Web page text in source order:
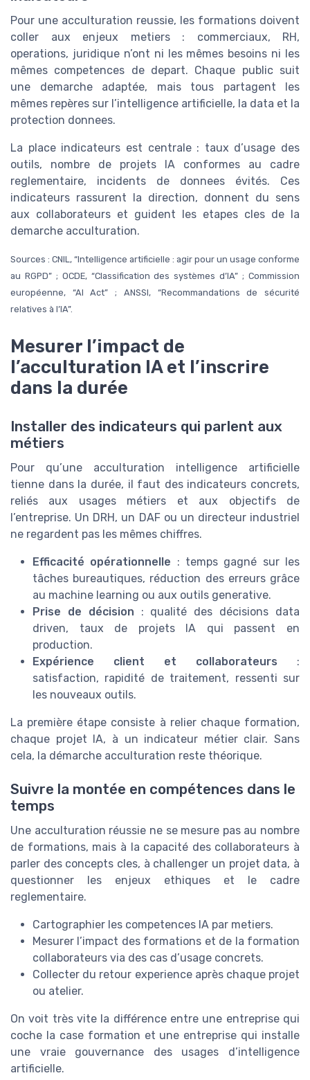
Pour une acculturation reussie, les formations doivent
coller aux enjeux metiers : commerciaux, RH,
operations, juridique n’ont ni les mêmes besoins ni les
mêmes competences de depart. Chaque public suit
une demarche adaptée, mais tous partagent les
mêmes repères sur l’intelligence artificielle, la data et la
protection donnees.
La place indicateurs est centrale : taux d’usage des
outils, nombre de projets IA conformes au cadre
reglementaire, incidents de donnees évités. Ces
indicateurs rassurent la direction, donnent du sens
aux collaborateurs et guident les etapes cles de la
demarche acculturation.
Sources : CNIL, “Intelligence artificielle : agir pour un usage conforme
au RGPD” ; OCDE, “Classification des systèmes d’IA” ; Commission
européenne, “AI Act” ; ANSSI, “Recommandations de sécurité
relatives à l’IA”.
Mesurer l’impact de
l’acculturation IA et l’inscrire
dans la durée
Installer des indicateurs qui parlent aux
métiers
Pour qu’une acculturation intelligence artificielle
tienne dans la durée, il faut des indicateurs concrets,
reliés aux usages métiers et aux objectifs de
l’entreprise. Un DRH, un DAF ou un directeur industriel
ne regardent pas les mêmes chiffres.
Efficacité opérationnelle : temps gagné sur les
tâches bureautiques, réduction des erreurs grâce
au machine learning ou aux outils generative.
Prise de décision : qualité des décisions data
driven, taux de projets IA qui passent en
production.
Expérience client et collaborateurs :
satisfaction, rapidité de traitement, ressenti sur
les nouveaux outils.
La première étape consiste à relier chaque formation,
chaque projet IA, à un indicateur métier clair. Sans
cela, la démarche acculturation reste théorique.
Suivre la montée en compétences dans le
temps
Une acculturation réussie ne se mesure pas au nombre
de formations, mais à la capacité des collaborateurs à
parler des concepts cles, à challenger un projet data, à
questionner les enjeux ethiques et le cadre
reglementaire.
Cartographier les competences IA par metiers.
Mesurer l’impact des formations et de la formation
collaborateurs via des cas d’usage concrets.
Collecter du retour experience après chaque projet
ou atelier.
On voit très vite la différence entre une entreprise qui
coche la case formation et une entreprise qui installe
une vraie gouvernance des usages d’intelligence
artificielle.